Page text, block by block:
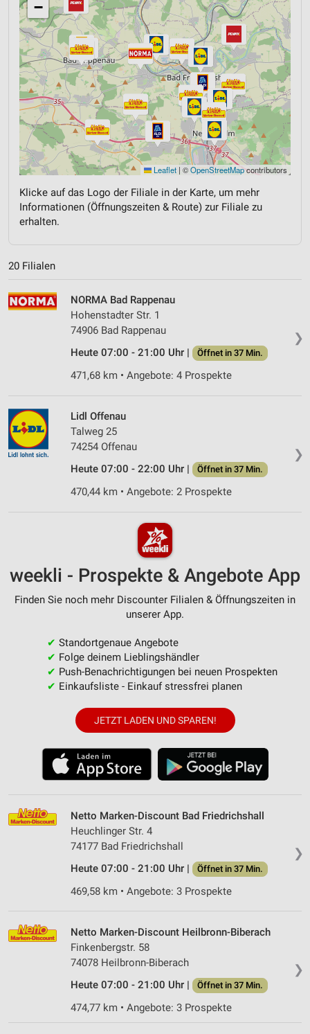
−
Leaflet | ©OpenStreetMapcontributors
Klicke auf das Logo der Filiale in der Karte, um mehr
Informationen (Öffnungszeiten & Route) zur Filiale zu
erhalten.
20 Filialen
❯
NORMA Bad Rappenau
Hohenstadter Str. 1
74906 Bad Rappenau
Heute 07:00 - 21:00 Uhr |
Öffnet in 37 Min.
471,68 km • Angebote: 4 Prospekte
❯
Lidl Offenau
Talweg 25
74254 Offenau
Heute 07:00 - 22:00 Uhr |
Öffnet in 37 Min.
470,44 km • Angebote: 2 Prospekte
weekli - Prospekte & Angebote App
Finden Sie noch mehr Discounter Filialen & Öffnungszeiten in
unserer App.
✔ Standortgenaue Angebote
✔ Folge deinem Lieblingshändler
✔ Push-Benachrichtigungen bei neuen Prospekten
✔ Einkaufsliste - Einkauf stressfrei planen
JETZT LADEN UND SPAREN!
❯
Netto Marken-Discount Bad Friedrichshall
Heuchlinger Str. 4
74177 Bad Friedrichshall
Heute 07:00 - 21:00 Uhr |
Öffnet in 37 Min.
469,58 km • Angebote: 3 Prospekte
❯
Netto Marken-Discount Heilbronn-Biberach
Finkenbergstr. 58
74078 Heilbronn-Biberach
Heute 07:00 - 21:00 Uhr |
Öffnet in 37 Min.
474,77 km • Angebote: 3 Prospekte